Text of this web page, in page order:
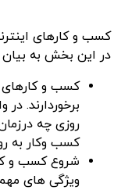
کسب و کارهای
در این بخش به
کسب و کارهای
برخوردارند.
روزی چه
کسب وکار به
شروع کسب و
ویژگی های مهم